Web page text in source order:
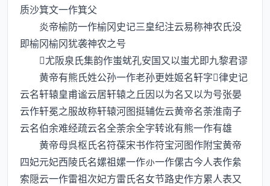
质沙箕文一作箕父
炎帝榆防一作榆冈史记三皇纪注云易称神农氏没
即榆冈榆冈犹袭神农之号
尤阪泉氏集韵作蚩蚘孔安国又以蚩尤即九黎君谬
黄帝有熊氏姓公孙一作老孙更姓姬名轩字律史记
云名轩辕皇甫谧云居轩辕之丘因以为名又以为号张晏
云作轩冕之服故称轩辕河图挺辅佐云黄帝名荼淮南子
云名伯余难经疏云名全荼余全字转讹有熊一作有雄
黄帝母呉枢氏名符葆宋书作符宝河图作附宝黄帝
四妃元妃西陵氏名嫘祖嫘一作一作傫古今人表作絫
索隠云一作雷祖次妃方雷氏名女节路史作方累人表又